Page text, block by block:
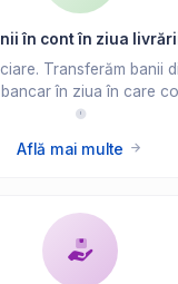
în cont în ziua
Transferăm banii
în ziua în care
Află mai multe